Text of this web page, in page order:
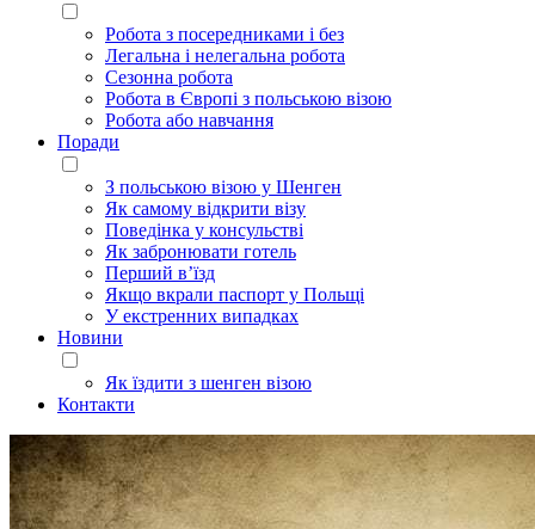
Робота з посередниками і без
Легальна і нелегальна робота
Сезонна робота
Робота в Європі з польською візою
Робота або навчання
Поради
З польською візою у Шенген
Як самому відкрити візу
Поведінка у консульстві
Як забронювати готель
Перший в’їзд
Якщо вкрали паспорт у Польщі
У екстренних випадках
Новини
Як їздити з шенген візою
Контакти